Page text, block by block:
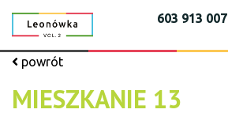
603 913 007
powrót
MIESZKANIE 13